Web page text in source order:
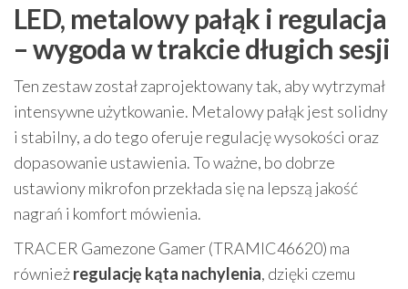
LED, metalowy pałąk i regulacja
– wygoda w trakcie długich sesji
Ten zestaw został zaprojektowany tak, aby wytrzymał
intensywne użytkowanie. Metalowy pałąk jest solidny
i stabilny, a do tego oferuje regulację wysokości oraz
dopasowanie ustawienia. To ważne, bo dobrze
ustawiony mikrofon przekłada się na lepszą jakość
nagrań i komfort mówienia.
TRACER Gamezone Gamer (TRAMIC46620) ma
równieżregulację kąta nachylenia, dzięki czemu